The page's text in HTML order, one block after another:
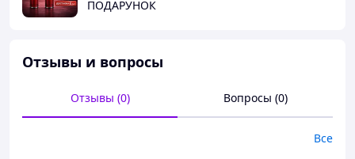
ПОДАРУНОК
Отзывы и вопросы
Отзывы (0) Вопросы (0)
Все